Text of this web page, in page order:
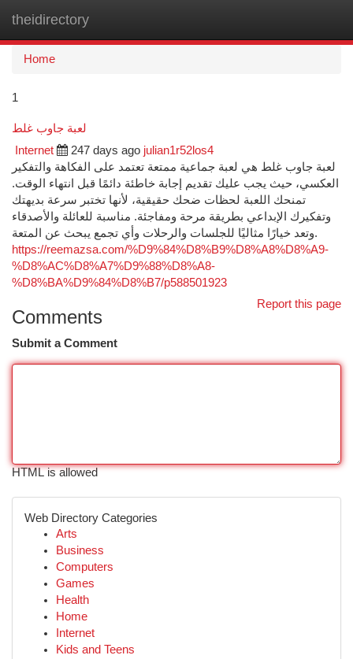
theidirectory
Home
1
لعبة جاوب غلط
Internet 247 days ago julian1r52los4
لعبة جاوب غلط هي لعبة جماعية ممتعة تعتمد على الفكاهة والتفكير
العكسي، حيث يجب عليك تقديم إجابة خاطئة دائمًا قبل انتهاء الوقت.
تمنحك اللعبة لحظات ضحك حقيقية، لأنها تختبر سرعة بديهتك
وتفكيرك الإبداعي بطريقة مرحة ومفاجئة. مناسبة للعائلة والأصدقاء
وتعد خيارًا مثاليًا للجلسات والرحلات وأي تجمع يبحث عن المتعة.
https://reemazsa.com/%D9%84%D8%B9%D8%A8%D8%A9-
%D8%AC%D8%A7%D9%88%D8%A8-
%D8%BA%D9%84%D8%B7/p588501923
Report this page
Comments
Submit a Comment
HTML is allowed
Web Directory Categories
Arts
Business
Computers
Games
Health
Home
Internet
Kids and Teens